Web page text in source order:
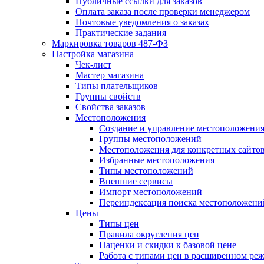
Оплата заказа после проверки менеджером
Почтовые уведомления о заказах
Практические задания
Маркировка товаров 487-ФЗ
Настройка магазина
Чек-лист
Мастер магазина
Типы плательщиков
Группы свойств
Свойства заказов
Местоположения
Создание и управление
Группы местоположений
Местоположения для конкретных сайтов
Избранные местоположения
Типы местоположений
Внешние сервисы
Импорт местоположений
Переиндексация поиска
Цены
Типы цен
Правила округления цен
Наценки и скидки к базовой цене
Работа с типами цен в расширенном